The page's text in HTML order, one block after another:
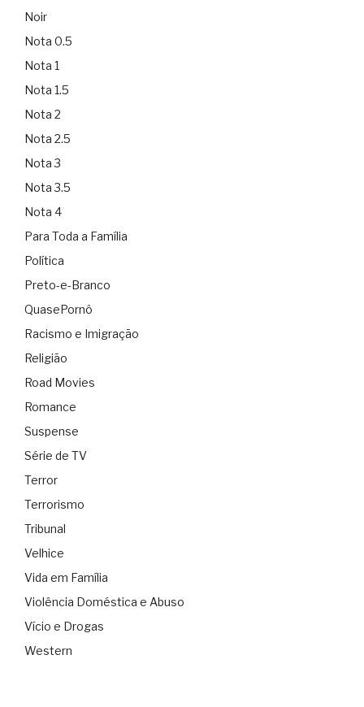
Noir
Nota 0.5
Nota 1
Nota 1.5
Nota 2
Nota 2.5
Nota 3
Nota 3.5
Nota 4
Para Toda a Família
Política
Preto-e-Branco
QuasePornô
Racismo e Imigração
Religião
Road Movies
Romance
Suspense
Série de TV
Terror
Terrorismo
Tribunal
Velhice
Vida em Família
Violência Doméstica e Abuso
Vício e Drogas
Western